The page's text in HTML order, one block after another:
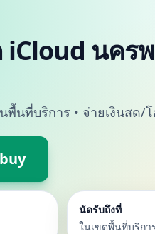
นคร
พื้นที่บริการ • จ่ายเงินสด/
นัดรับถึงที่
ในเขตพื้นที่บริกา